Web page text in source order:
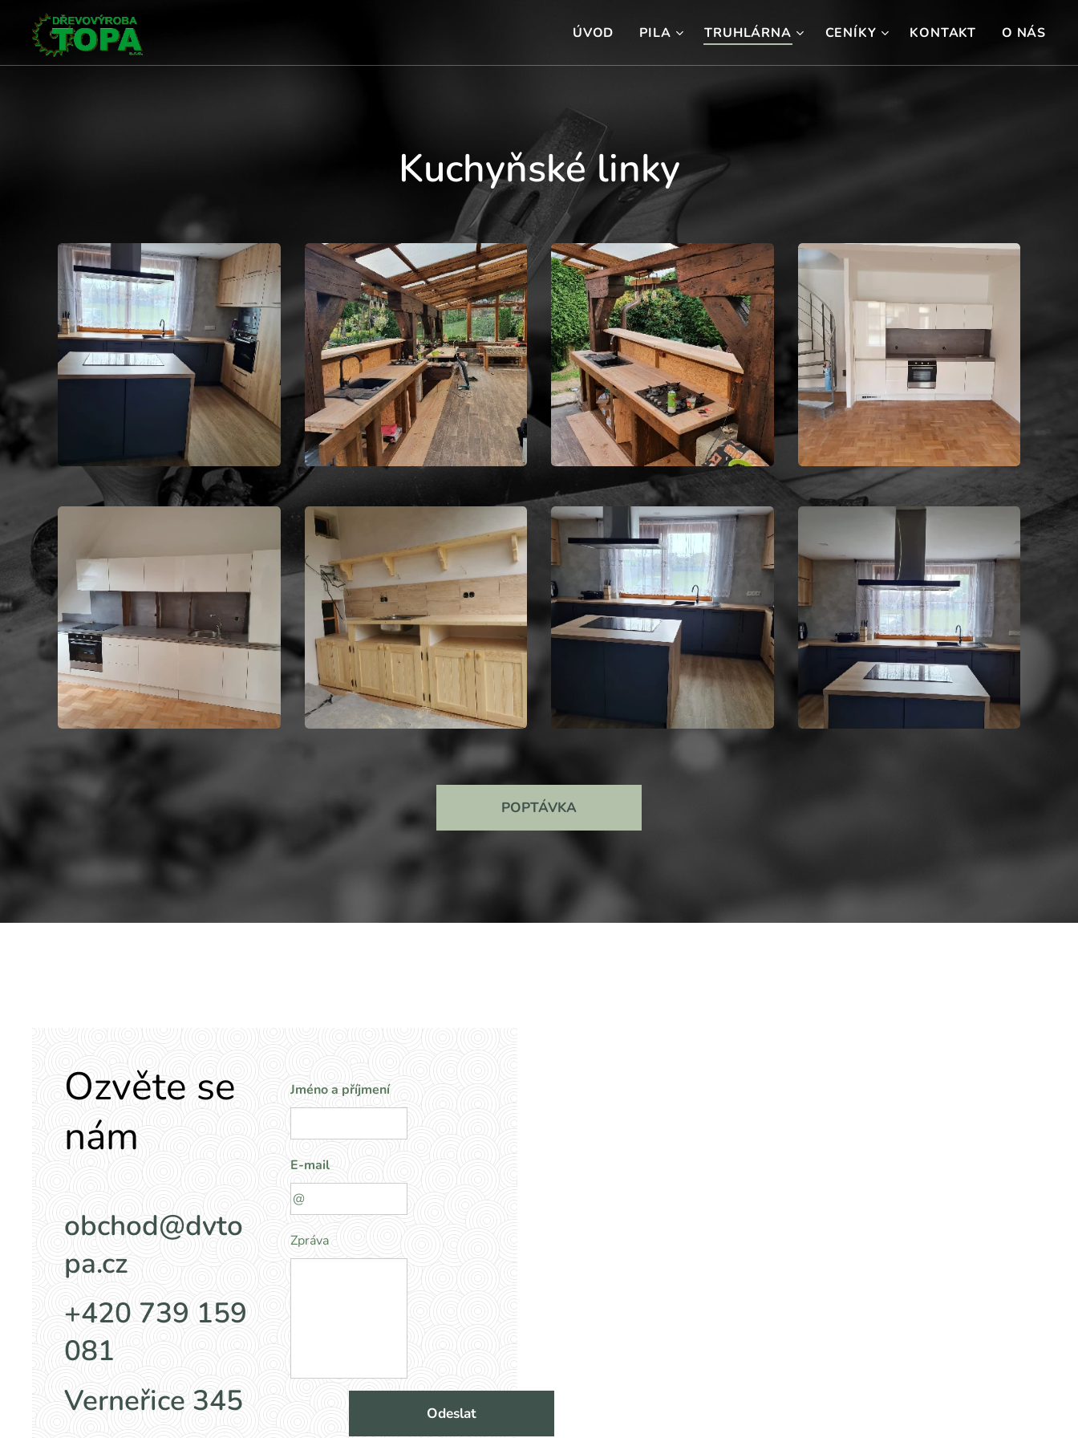
ÚVOD PILA TRUHLÁRNA CENÍKY KONTAKT O NÁS
Kuchyňské linky
POPTÁVKA
Ozvěte se
nám
obchod@dvto
pa.cz
+420 739 159
081
Verneřice 345
Jméno a příjmení
E-mail
Zpráva
Odeslat